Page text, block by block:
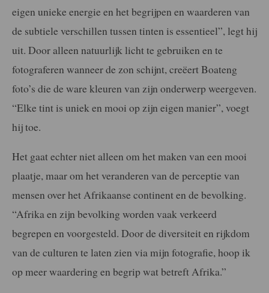
eigen unieke energie en het begrijpen en waarderen van
de subtiele verschillen tussen tinten is essentieel”, legt hij
uit. Door alleen natuurlijk licht te gebruiken en te
fotograferen wanneer de zon schijnt, creëert Boateng
foto’s die de ware kleuren van zijn onderwerp weergeven.
“Elke tint is uniek en mooi op zijn eigen manier”, voegt
hij toe.
Het gaat echter niet alleen om het maken van een mooi
plaatje, maar om het veranderen van de perceptie van
mensen over het Afrikaanse continent en de bevolking.
“Afrika en zijn bevolking worden vaak verkeerd
begrepen en voorgesteld. Door de diversiteit en rijkdom
van de culturen te laten zien via mijn fotografie, hoop ik
op meer waardering en begrip wat betreft Afrika.”